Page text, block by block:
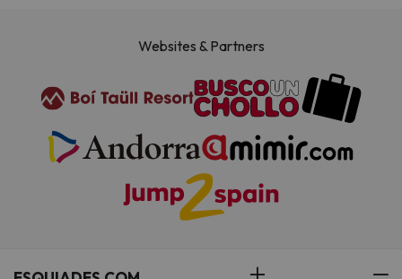
Websites & Partners